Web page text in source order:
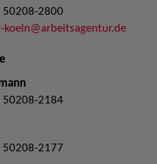
50208-2800
koeln@arbeitsagentur.de
50208-2184
50208-2177